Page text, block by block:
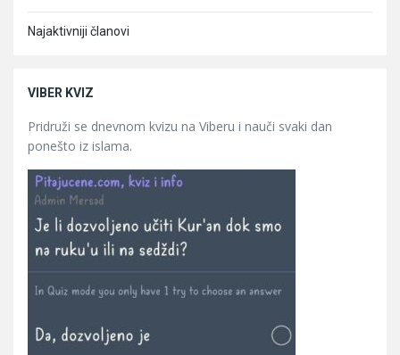
Najaktivniji članovi
VIBER KVIZ
Pridruži se dnevnom kvizu na Viberu i nauči svaki dan
ponešto iz islama.